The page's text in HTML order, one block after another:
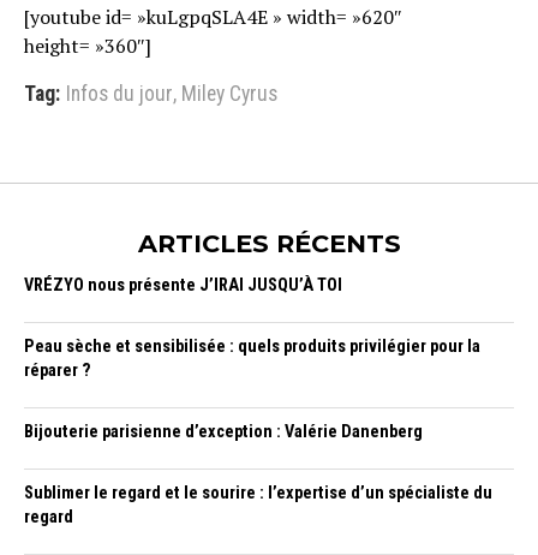
[youtube id= »kuLgpqSLA4E » width= »620″
height= »360″]
Tag: Infos du jour, Miley Cyrus
ARTICLES RÉCENTS
VRÉZYO nous présente J’IRAI JUSQU’À TOI
Peau sèche et sensibilisée : quels produits privilégier pour la
réparer ?
Bijouterie parisienne d’exception : Valérie Danenberg
Sublimer le regard et le sourire : l’expertise d’un spécialiste du
regard